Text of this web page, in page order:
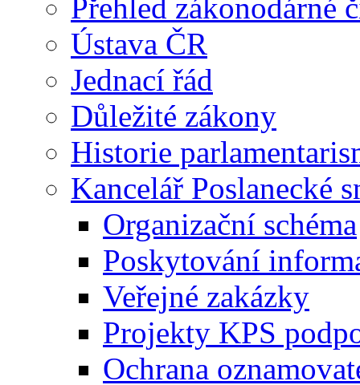
Přehled zákonodárné
Ústava ČR
Jednací řád
Důležité zákony
Historie
Kancelář Poslanecké
Organizační schéma
Poskytování
Veřejné zakázky
Projekty KPS
Ochrana